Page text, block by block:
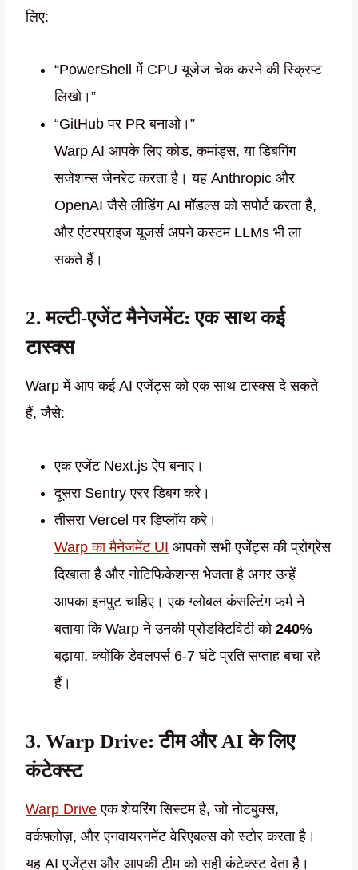
लिए:
“PowerShell में CPU यूजेज चेक करने की स्क्रिप्ट
लिखो।”
“GitHub पर PR बनाओ।”
Warp AI आपके लिए कोड, कमांड्स, या डिबगिंग
सजेशन्स जेनरेट करता है। यह Anthropic और
OpenAI जैसे लीडिंग AI मॉडल्स को सपोर्ट करता है,
और एंटरप्राइज यूजर्स अपने कस्टम LLMs भी ला
सकते हैं।
2. मल्टी-एजेंट मैनेजमेंट: एक साथ कई
टास्क्स
Warp में आप कई AI एजेंट्स को एक साथ टास्क्स दे सकते
हैं, जैसे:
एक एजेंट Next.js ऐप बनाए।
दूसरा Sentry एरर डिबग करे।
तीसरा Vercel पर डिप्लॉय करे।
Warp का मैनेजमेंट UI आपको सभी एजेंट्स की प्रोग्रेस
दिखाता है और नोटिफिकेशन्स भेजता है अगर उन्हें
आपका इनपुट चाहिए। एक ग्लोबल कंसल्टिंग फर्म ने
बताया कि Warp ने उनकी प्रोडक्टिविटी को 240%
बढ़ाया, क्योंकि डेवलपर्स 6-7 घंटे प्रति सप्ताह बचा रहे
हैं।
3. Warp Drive: टीम और AI के लिए
कंटेक्स्ट
Warp Drive एक शेयरिंग सिस्टम है, जो नोटबुक्स,
वर्कफ़्लोज़, और एनवायरनमेंट वेरिएबल्स को स्टोर करता है।
यह AI एजेंट्स और आपकी टीम को सही कंटेक्स्ट देता है।